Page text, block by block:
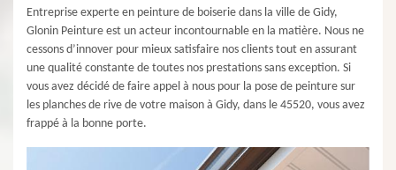
Entreprise experte en peinture de boiserie dans la ville de Gidy,
Glonin Peinture est un acteur incontournable en la matière. Nous ne
cessons d’innover pour mieux satisfaire nos clients tout en assurant
une qualité constante de toutes nos prestations sans exception. Si
vous avez décidé de faire appel à nous pour la pose de peinture sur
les planches de rive de votre maison à Gidy, dans le 45520, vous avez
frappé à la bonne porte.